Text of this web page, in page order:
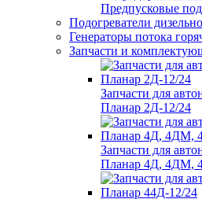
Предпусковые
Подогреватели
Генераторы потока
Запчасти и
Запчасти для
Планар 2Д-12/24
Запчасти для
Планар 4Д, 4ДМ,